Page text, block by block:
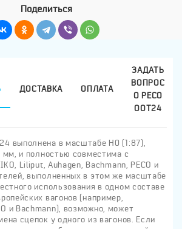
Поделиться
ДОСТАВКА ОПЛАТА
ЗАДАТЬ
ВОПРОС
О PECO
OOT24
выполнена в масштабе H0 (1:87),
мм, и полностью совместима с
Liliput, Auhagen, Bachmann, PECO и
выполненных в этом же масштабе
использования в одном составе
вагонов (например,
и Bachmann), возможно, может
сцепок у одного из вагонов. Если